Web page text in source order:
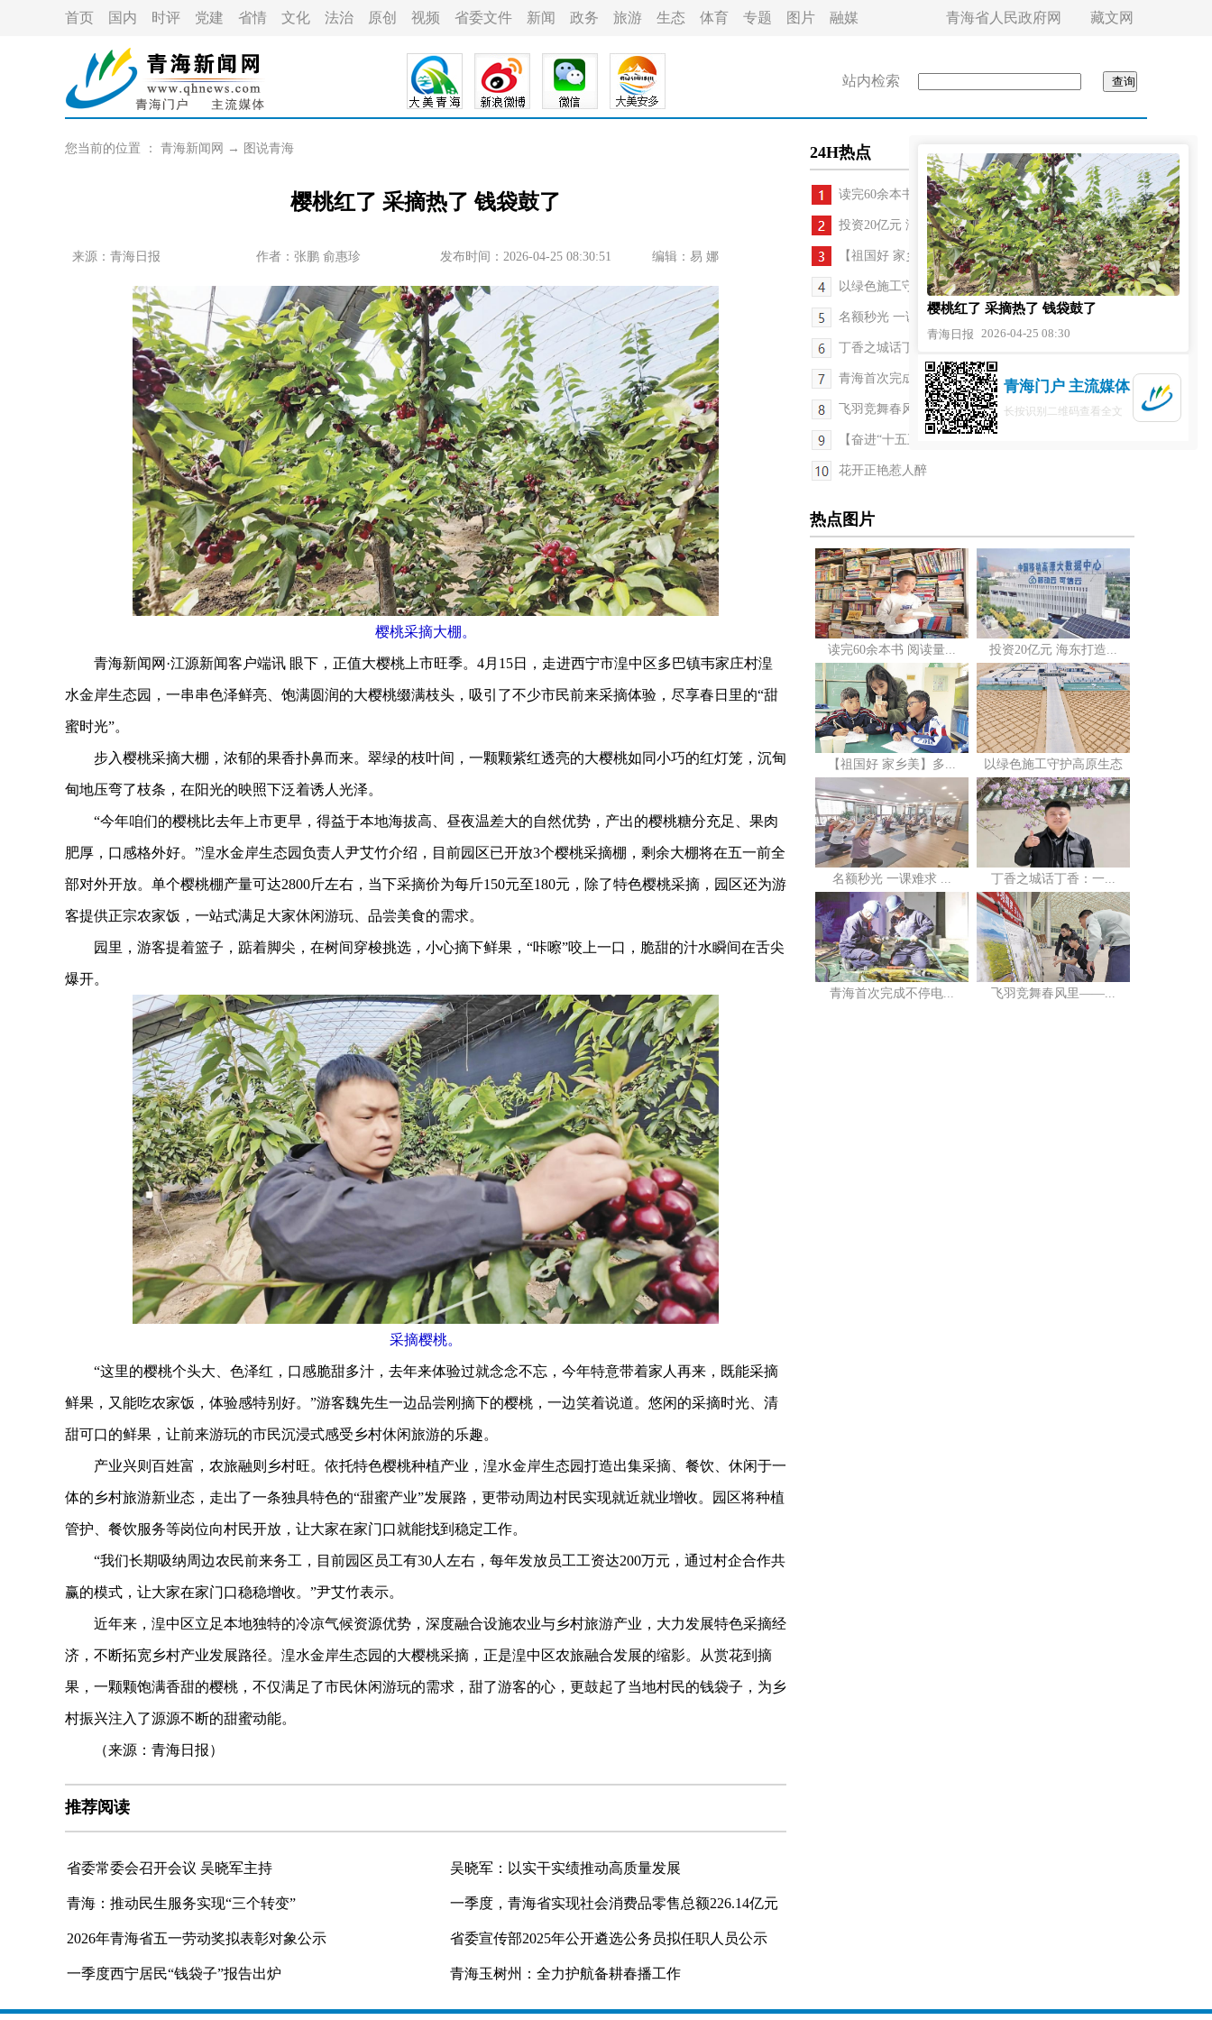
首页 国内 时评 党建 省情 文化 法治 原创 视频 省委文件 新闻 政务 旅游 生态 体育 专题 图片 融媒 青海省人民政府网 藏文网
站内检索
您当前的位置 ： 青海新闻网 → 图说青海
樱桃红了 采摘热了 钱袋鼓了
来源：青海日报 作者： 张鹏 俞惠珍 发布时间：2026-04-25 08:30:51 编辑：易 娜
樱桃采摘大棚。
青海新闻网·江源新闻客户端讯 眼下，正值大樱桃上市旺季。4月15日，走进西宁市湟中区多巴镇韦家庄村湟
水金岸生态园，一串串色泽鲜亮、饱满圆润的大樱桃缀满枝头，吸引了不少市民前来采摘体验，尽享春日里的“甜
蜜时光”。
步入樱桃采摘大棚，浓郁的果香扑鼻而来。翠绿的枝叶间，一颗颗紫红透亮的大樱桃如同小巧的红灯笼，沉甸
甸地压弯了枝条，在阳光的映照下泛着诱人光泽。
“今年咱们的樱桃比去年上市更早，得益于本地海拔高、昼夜温差大的自然优势，产出的樱桃糖分充足、果肉
肥厚，口感格外好。”湟水金岸生态园负责人尹艾竹介绍，目前园区已开放3个樱桃采摘棚，剩余大棚将在五一前全
部对外开放。单个樱桃棚产量可达2800斤左右，当下采摘价为每斤150元至180元，除了特色樱桃采摘，园区还为游
客提供正宗农家饭，一站式满足大家休闲游玩、品尝美食的需求。
园里，游客提着篮子，踮着脚尖，在树间穿梭挑选，小心摘下鲜果，“咔嚓”咬上一口，脆甜的汁水瞬间在舌尖
爆开。
采摘樱桃。
“这里的樱桃个头大、色泽红，口感脆甜多汁，去年来体验过就念念不忘，今年特意带着家人再来，既能采摘
鲜果，又能吃农家饭，体验感特别好。”游客魏先生一边品尝刚摘下的樱桃，一边笑着说道。悠闲的采摘时光、清
甜可口的鲜果，让前来游玩的市民沉浸式感受乡村休闲旅游的乐趣。
产业兴则百姓富，农旅融则乡村旺。依托特色樱桃种植产业，湟水金岸生态园打造出集采摘、餐饮、休闲于一
体的乡村旅游新业态，走出了一条独具特色的“甜蜜产业”发展路，更带动周边村民实现就近就业增收。园区将种植
管护、餐饮服务等岗位向村民开放，让大家在家门口就能找到稳定工作。
“我们长期吸纳周边农民前来务工，目前园区员工有30人左右，每年发放员工工资达200万元，通过村企合作共
赢的模式，让大家在家门口稳稳增收。”尹艾竹表示。
近年来，湟中区立足本地独特的冷凉气候资源优势，深度融合设施农业与乡村旅游产业，大力发展特色采摘经
济，不断拓宽乡村产业发展路径。湟水金岸生态园的大樱桃采摘，正是湟中区农旅融合发展的缩影。从赏花到摘
果，一颗颗饱满香甜的樱桃，不仅满足了市民休闲游玩的需求，甜了游客的心，更鼓起了当地村民的钱袋子，为乡
村振兴注入了源源不断的甜蜜动能。
（来源：青海日报）
推荐阅读
省委常委会召开会议 吴晓军主持 吴晓军：以实干实绩推动高质量发展
青海：推动民生服务实现“三个转变” 一季度，青海省实现社会消费品零售总额226.14亿元
2026年青海省五一劳动奖拟表彰对象公示 省委宣传部2025年公开遴选公务员拟任职人员公示
一季度西宁居民“钱袋子”报告出炉 青海玉树州：全力护航备耕春播工作
24H热点
读完60余本书 阅读量比肩初中生 西宁10岁男孩...
投资20亿元 海东打造青藏高原最大新一代智算枢纽
【祖国好 家乡美】多彩课堂点亮成长之路
以绿色施工守护高原生态
名额秒光 一课难求 夜校“抢课难”困局该如何破解
丁香之城话丁香：一抹温婉 满城芬芳
青海首次完成不停电更换10千伏环网柜作业
飞羽竞舞春风里——我省举办第45届“爱鸟周”活动
【奋进“十五五”·真抓实干谱新篇】高原“新火电”...
花开正艳惹人醉
热点图片
读完60余本书 阅读量... 投资20亿元 海东打造...
【祖国好 家乡美】多... 以绿色施工守护高原生态
名额秒光 一课难求 ... 丁香之城话丁香：一...
青海首次完成不停电... 飞羽竞舞春风里——...
樱桃红了 采摘热了 钱袋鼓了
青海日报 2026-04-25 08:30
青海门户 主流媒体
长按识别二维码查看全文